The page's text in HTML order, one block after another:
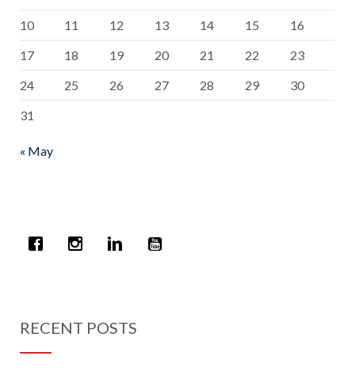
10
11 12 13 14 15
16
17
18 19 20 21 22
23
24
25 26 27 28 29
30
31
« May
RECENT POSTS